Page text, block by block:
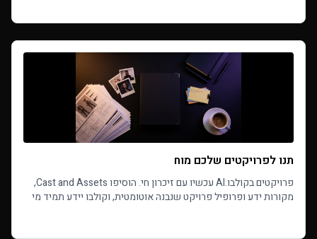
תנו לפרויקטים שלכם מוח
פרויקטים בקולבו.AI עכשיו עם זיכרון חי. הוסיפו Cast and Assets,
מקורות ידע ופרופיל פרויקט שנבנה אוטומטית, וקולבו יידע תמיד מי